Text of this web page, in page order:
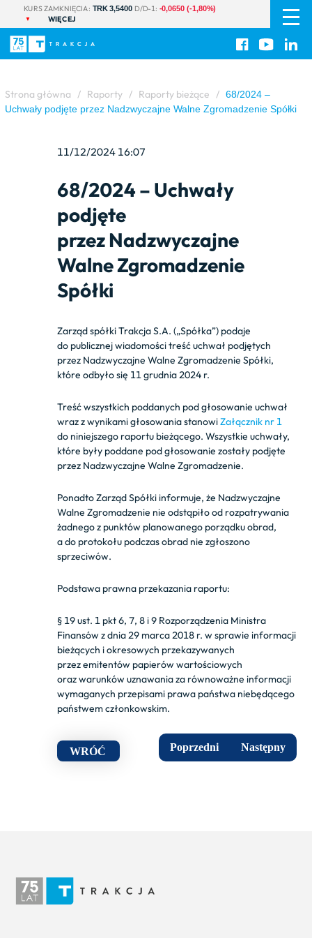
KURS ZAMKNIĘCIA: TRK 3,5400 D/D-1: -0,0650 (-1,80%)
WIĘCEJ
PL
EN
Strona główna / Raporty / Raporty bieżące / 68/2024 –
Uchwały podjęte przez Nadzwyczajne Walne Zgromadzenie Spółki
11/12/2024 16:07
68/2024 – Uchwały
podjęte
przez Nadzwyczajne
Walne Zgromadzenie
Spółki
Zarząd spółki Trakcja S.A. („Spółka”) podaje
do publicznej wiadomości treść uchwał podjętych
przez Nadzwyczajne Walne Zgromadzenie Spółki,
które odbyło się 11 grudnia 2024 r.
Treść wszystkich poddanych pod głosowanie uchwał
wraz z wynikami głosowania stanowiZałącznik nr 1
do niniejszego raportu bieżącego. Wszystkie uchwały,
które były poddane pod głosowanie zostały podjęte
przez Nadzwyczajne Walne Zgromadzenie.
Ponadto Zarząd Spółki informuje, że Nadzwyczajne
Walne Zgromadzenie nie odstąpiło od rozpatrywania
żadnego z punktów planowanego porządku obrad,
a do protokołu podczas obrad nie zgłoszono
sprzeciwów.
Podstawa prawna przekazania raportu:
§ 19 ust. 1 pkt 6, 7, 8 i 9 Rozporządzenia Ministra
Finansów z dnia 29 marca 2018 r. w sprawie informacji
bieżących i okresowych przekazywanych
przez emitentów papierów wartościowych
oraz warunków uznawania za równoważne informacji
wymaganych przepisami prawa państwa niebędącego
państwem członkowskim.
WRÓĆ Poprzedni Następny